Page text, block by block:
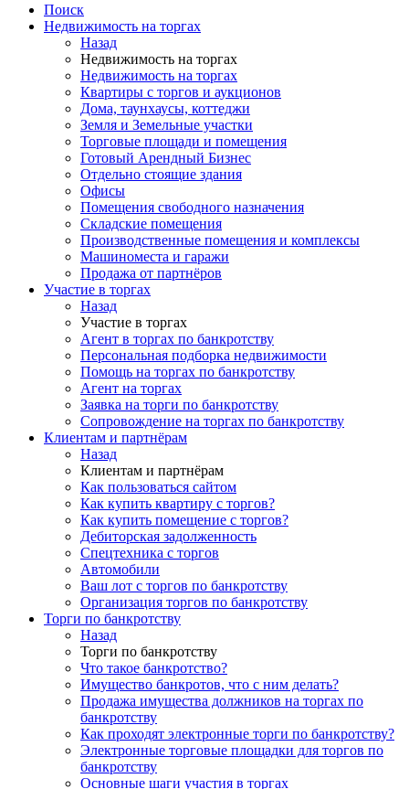
Поиск
Недвижимость на торгах
Назад
Недвижимость на торгах
Недвижимость на торгах
Квартиры с торгов и аукционов
Дома, таунхаусы, коттеджи
Земля и Земельные участки
Торговые площади и помещения
Готовый Арендный Бизнес
Отдельно стоящие здания
Офисы
Помещения свободного назначения
Складские помещения
Производственные помещения и комплексы
Машиноместа и гаражи
Продажа от партнёров
Участие в торгах
Назад
Участие в торгах
Агент в торгах по банкротству
Персональная подборка недвижимости
Помощь на торгах по банкротству
Агент на торгах
Заявка на торги по банкротству
Сопровождение на торгах по банкротству
Клиентам и партнёрам
Назад
Клиентам и партнёрам
Как пользоваться сайтом
Как купить квартиру с торгов?
Как купить помещение с торгов?
Дебиторская задолженность
Спецтехника с торгов
Автомобили
Ваш лот с торгов по банкротству
Организация торгов по банкротству
Торги по банкротству
Назад
Торги по банкротству
Что такое банкротство?
Имущество банкротов, что с ним делать?
Продажа имущества должников на торгах по
банкротству
Как проходят электронные торги по банкротству?
Электронные торговые площадки для торгов по
банкротству
Основные шаги участия в торгах